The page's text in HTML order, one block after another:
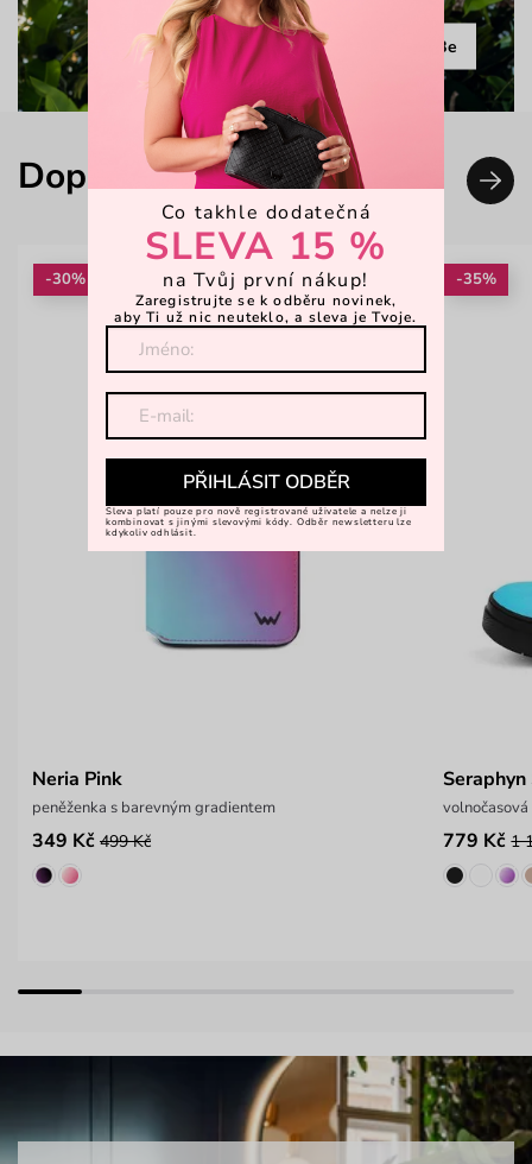
Limitovaná kolekce Lucky Be
Doplň svůj look
-30%
Neria Pink
peněženka s barevným gradientem
349 Kč 499 Kč
-35%
779 Kč 1
Co takhle dodatečná
SLEVA 15 %
na Tvůj první nákup!
Zaregistrujte se k odběru novinek,
aby Ti už nic neuteklo, a sleva je Tvoje.
PŘIHLÁSIT ODBĚR
Sleva platí pouze pro nově registrované uživatele a nelze ji
kombinovat s jinými slevovými kódy. Odběr newsletteru lze
kdykoliv odhlásit.